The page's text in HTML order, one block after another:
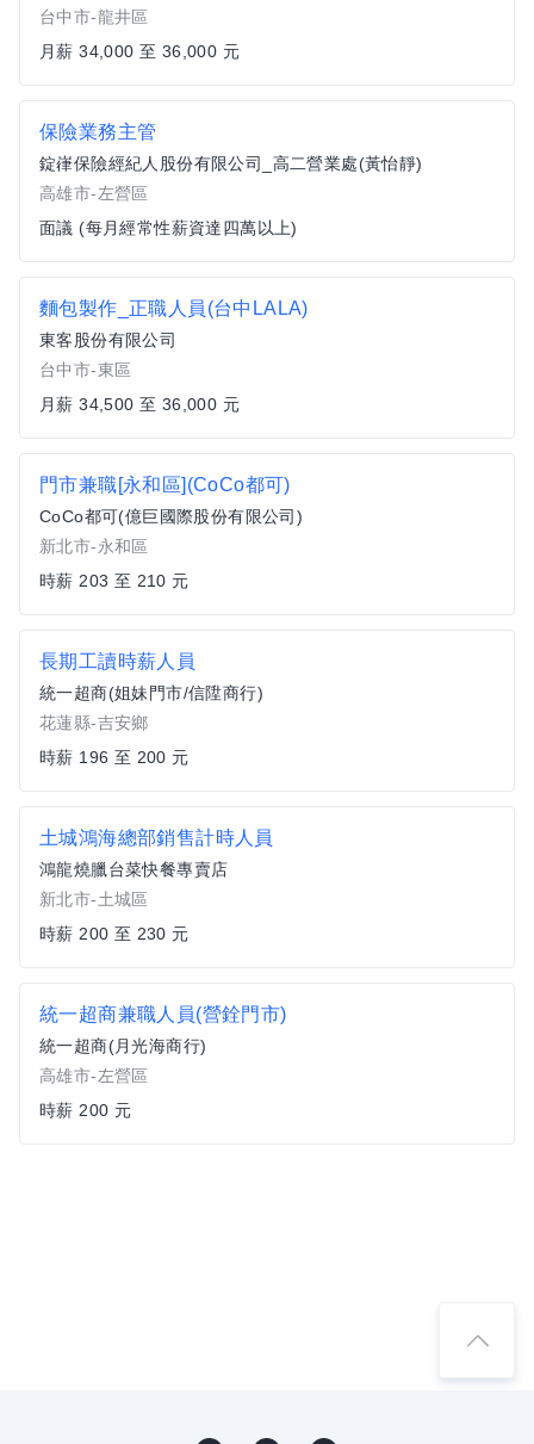
台中市-龍井區
月薪 34,000 至 36,000 元
保險業務主管
錠嵂保險經紀人股份有限公司_高二營業處(黃怡靜)
高雄市-左營區
面議 (每月經常性薪資達四萬以上)
麵包製作_正職人員(台中LALA)
東客股份有限公司
台中市-東區
月薪 34,500 至 36,000 元
門市兼職[永和區](CoCo都可)
CoCo都可(億巨國際股份有限公司)
新北市-永和區
時薪 203 至 210 元
長期工讀時薪人員
統一超商(姐妹門市/信陞商行)
花蓮縣-吉安鄉
時薪 196 至 200 元
土城鴻海總部銷售計時人員
鴻龍燒臘台菜快餐專賣店
新北市-土城區
時薪 200 至 230 元
統一超商兼職人員(營銓門市)
統一超商(月光海商行)
高雄市-左營區
時薪 200 元